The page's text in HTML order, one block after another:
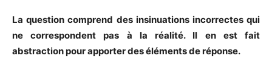
La question comprend des insinuations incorrectes qui
ne correspondent pas à la réalité. Il en est fait
abstraction pour apporter des éléments de réponse.